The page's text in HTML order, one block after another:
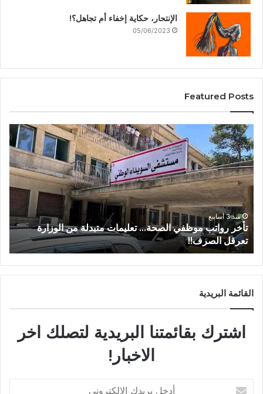
الإنتحار، حكاية إخفاء أم تجاهل؟!
05/06/2023
Featured Posts
منذ 3 أسابيع
من عتيل .. تكريم يوثق إرث عالم الآثار الراحل علي أبو
عساف.
القائمة البريدية
اشترك بقائمتنا البريدية لتصلك اخر
الاخبار!